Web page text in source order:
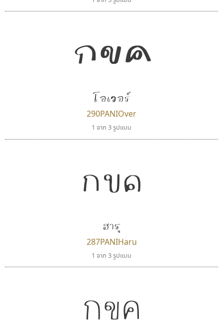
กขค
โอเวอร์
290PANIOver
1 จาก 3 รูปแบบ
กขค
ฮารุ
287PANIHaru
1 จาก 3 รูปแบบ
กขค